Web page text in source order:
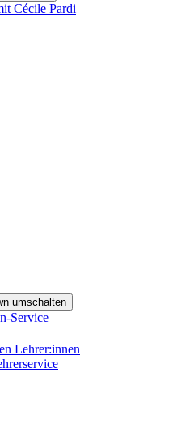
Cécile Pardi
umschalten
Service
Lehrer:innen